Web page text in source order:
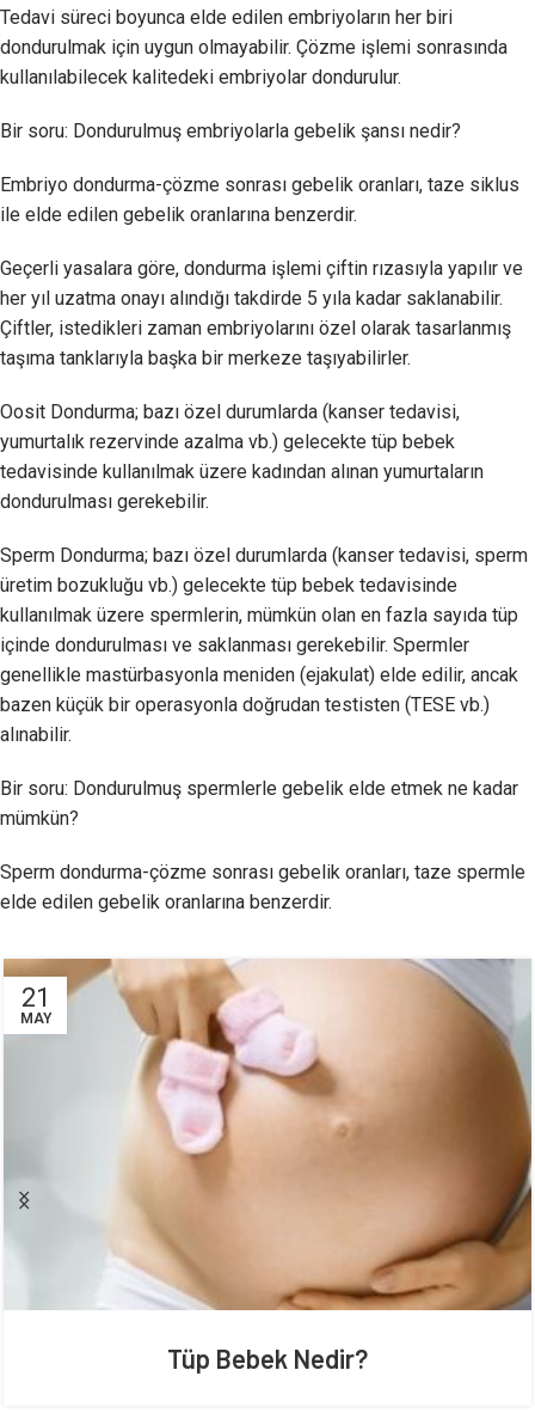
Tedavi süreci boyunca elde edilen embriyoların her biri
dondurulmak için uygun olmayabilir. Çözme işlemi sonrasında
kullanılabilecek kalitedeki embriyolar dondurulur.
Bir soru: Dondurulmuş embriyolarla gebelik şansı nedir?
Embriyo dondurma-çözme sonrası gebelik oranları, taze siklus
ile elde edilen gebelik oranlarına benzerdir.
Geçerli yasalara göre, dondurma işlemi çiftin rızasıyla yapılır ve
her yıl uzatma onayı alındığı takdirde 5 yıla kadar saklanabilir.
Çiftler, istedikleri zaman embriyolarını özel olarak tasarlanmış
taşıma tanklarıyla başka bir merkeze taşıyabilirler.
Oosit Dondurma; bazı özel durumlarda (kanser tedavisi,
yumurtalık rezervinde azalma vb.) gelecekte tüp bebek
tedavisinde kullanılmak üzere kadından alınan yumurtaların
dondurulması gerekebilir.
Sperm Dondurma; bazı özel durumlarda (kanser tedavisi, sperm
üretim bozukluğu vb.) gelecekte tüp bebek tedavisinde
kullanılmak üzere spermlerin, mümkün olan en fazla sayıda tüp
içinde dondurulması ve saklanması gerekebilir. Spermler
genellikle mastürbasyonla meniden (ejakulat) elde edilir, ancak
bazen küçük bir operasyonla doğrudan testisten (TESE vb.)
alınabilir.
Bir soru: Dondurulmuş spermlerle gebelik elde etmek ne kadar
mümkün?
Sperm dondurma-çözme sonrası gebelik oranları, taze spermle
elde edilen gebelik oranlarına benzerdir.
21
MAY
Tüp Bebek Nedir?